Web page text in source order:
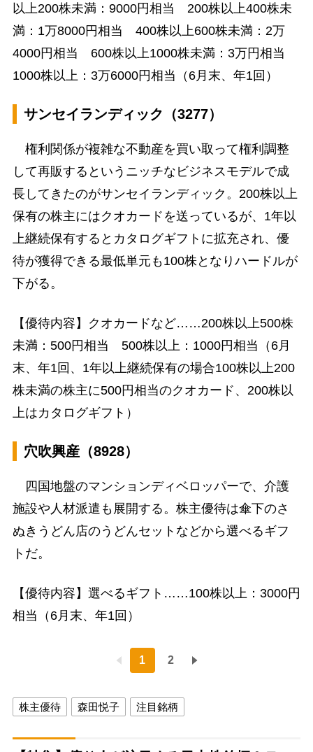
以上200株未満：9000円相当 200株以上400株未
満：1万8000円相当 400株以上600株未満：2万
4000円相当 600株以上1000株未満：3万円相当
1000株以上：3万6000円相当（6月末、年1回）
サンセイランディック（3277）
権利関係が複雑な不動産を買い取って権利調整
して再販するというニッチなビジネスモデルで成
長してきたのがサンセイランディック。200株以上
保有の株主にはクオカードを送っているが、1年以
上継続保有するとカタログギフトに拡充され、優
待が獲得できる最低単元も100株となりハードルが
下がる。
【優待内容】クオカードなど……200株以上500株
未満：500円相当 500株以上：1000円相当（6月
末、年1回、1年以上継続保有の場合100株以上200
株未満の株主に500円相当のクオカード、200株以
上はカタログギフト）
穴吹興産（8928）
四国地盤のマンションディベロッパーで、介護
施設や人材派遣も展開する。株主優待は傘下のさ
ぬきうどん店のうどんセットなどから選べるギフ
トだ。
【優待内容】選べるギフト……100株以上：3000円
相当（6月末、年1回）
1 2
株主優待 森田悦子 注目銘柄